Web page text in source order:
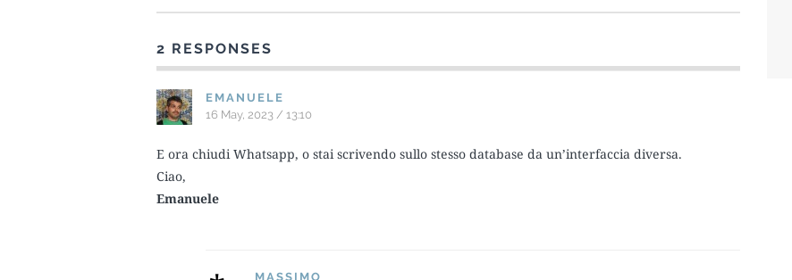
2 RESPONSES
EMANUELE
16 May, 2023 / 13:10
E ora chiudi Whatsapp, o stai scrivendo sullo stesso database da un’interfaccia diversa.
Ciao,
Emanuele
MASSIMO